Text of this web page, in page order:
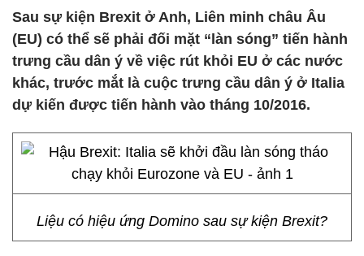
Sau sự kiện Brexit ở Anh, Liên minh châu Âu
(EU) có thể sẽ phải đối mặt “làn sóng” tiến hành
trưng cầu dân ý về việc rút khỏi EU ở các nước
khác, trước mắt là cuộc trưng cầu dân ý ở Italia
dự kiến được tiến hành vào tháng 10/2016.
Liệu có hiệu ứng Domino sau sự kiện Brexit?